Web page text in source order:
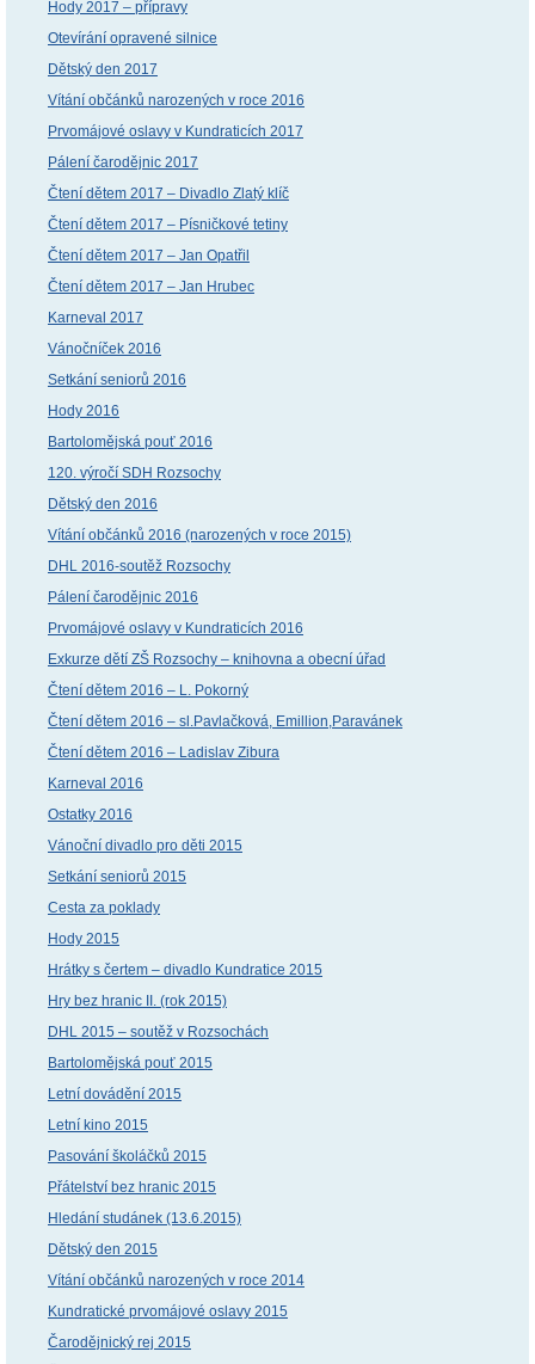
Hody 2017 – přípravy
Otevírání opravené silnice
Dětský den 2017
Vítání občánků narozených v roce 2016
Prvomájové oslavy v Kundraticích 2017
Pálení čarodějnic 2017
Čtení dětem 2017 – Divadlo Zlatý klíč
Čtení dětem 2017 – Písničkové tetiny
Čtení dětem 2017 – Jan Opatřil
Čtení dětem 2017 – Jan Hrubec
Karneval 2017
Vánočníček 2016
Setkání seniorů 2016
Hody 2016
Bartolomějská pouť 2016
120. výročí SDH Rozsochy
Dětský den 2016
Vítání občánků 2016 (narozených v roce 2015)
DHL 2016-soutěž Rozsochy
Pálení čarodějnic 2016
Prvomájové oslavy v Kundraticích 2016
Exkurze dětí ZŠ Rozsochy – knihovna a obecní úřad
Čtení dětem 2016 – L. Pokorný
Čtení dětem 2016 – sl.Pavlačková, Emillion,Paravánek
Čtení dětem 2016 – Ladislav Zibura
Karneval 2016
Ostatky 2016
Vánoční divadlo pro děti 2015
Setkání seniorů 2015
Cesta za poklady
Hody 2015
Hrátky s čertem – divadlo Kundratice 2015
Hry bez hranic II. (rok 2015)
DHL 2015 – soutěž v Rozsochách
Bartolomějská pouť 2015
Letní dovádění 2015
Letní kino 2015
Pasování školáčků 2015
Přátelství bez hranic 2015
Hledání studánek (13.6.2015)
Dětský den 2015
Vítání občánků narozených v roce 2014
Kundratické prvomájové oslavy 2015
Čarodějnický rej 2015